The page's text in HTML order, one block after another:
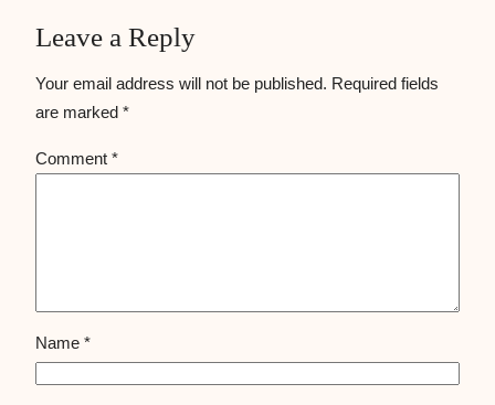
Leave a Reply
Your email address will not be published. Required fields
are marked *
Comment *
Name *